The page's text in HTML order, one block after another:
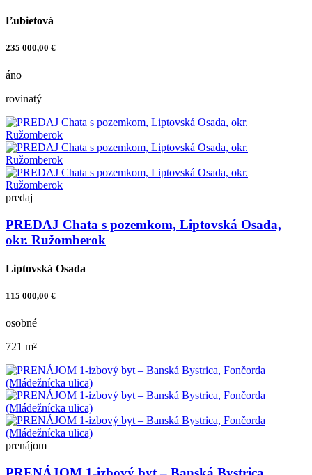
Ľubietová
235 000,00 €
áno
rovinatý
predaj
PREDAJ Chata s pozemkom, Liptovská Osada,
okr. Ružomberok
Liptovská Osada
115 000,00 €
osobné
721 m²
prenájom